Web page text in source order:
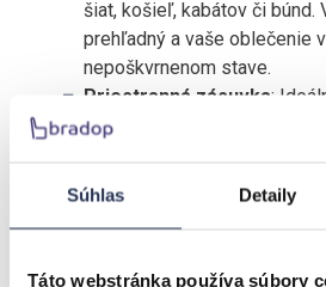
Súhlas Detaily
Táto webstránka používa súbory
šiat, košieľ, kabátov či búnd.
prehľadný a vaše oblečenie
nepoškvrnenom stave.
Priestranná zásuvka:
spodné prádlo, šály,
mimo dohľadu.
Skriňa INDIANAPOLIS nie je len